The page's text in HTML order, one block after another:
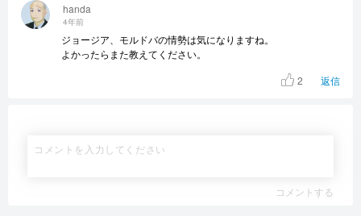
handa
4年前
ジョージア、モルドバの情勢は気になりますね。
よかったらまた教えてください。
2
返信
コメントする